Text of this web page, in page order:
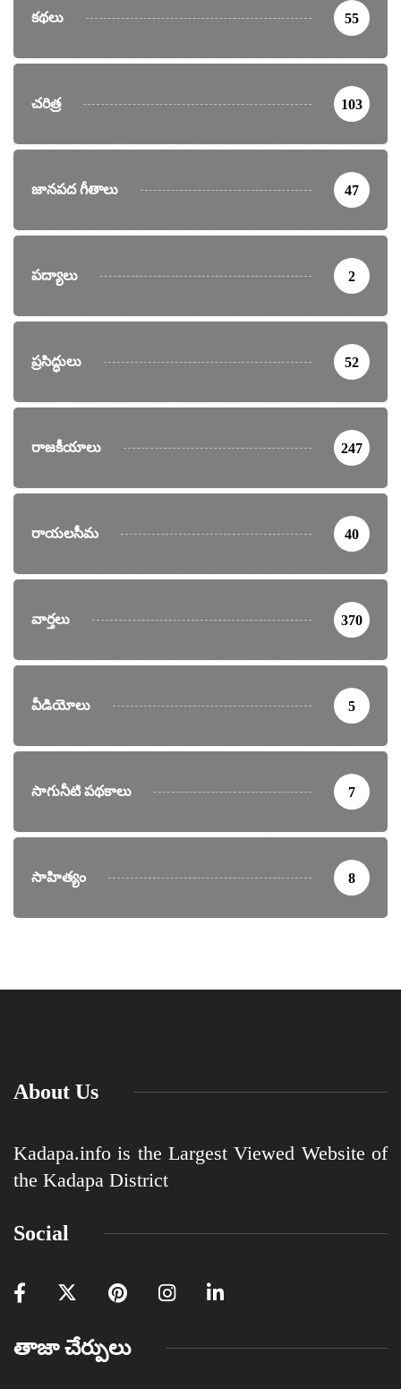
కథలు 55
చరిత్ర 103
జానపద గీతాలు 47
పద్యాలు 2
ప్రసిద్ధులు 52
రాజకీయాలు 247
రాయలసీమ 40
వార్తలు 370
వీడియోలు 5
సాగునీటి పథకాలు 7
సాహిత్యం 8
About Us
Kadapa.info is the Largest Viewed Website of
the Kadapa District
Social
తాజా చేర్పులు